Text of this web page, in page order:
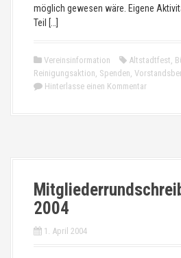
möglich gewesen wäre. Eigene
Teil […]
Vereinsinformation Altstadtfest,
Reinigungsaktion, Spenden,
Hinterlasse einen Kommentar
2004
1. April 2004